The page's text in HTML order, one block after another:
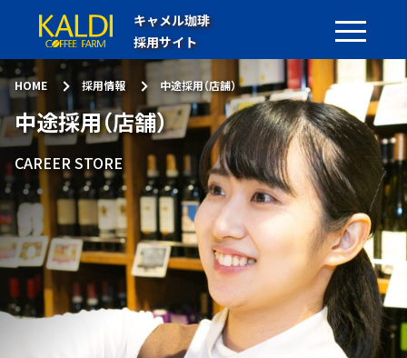
キャメル珈琲
採用サイト
HOME 採用情報 中途採用（店舗）
中途採用（店舗）
CAREER STORE